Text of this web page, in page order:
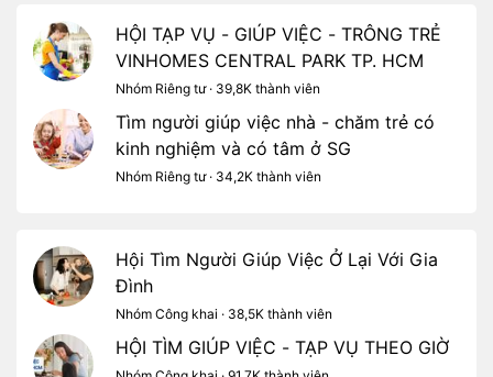
HỘI TẠP VỤ - GIÚP VIỆC - TRÔNG TRẺ
VINHOMES CENTRAL PARK TP. HCM
Nhóm Riêng tư · 39,8K thành viên
Tìm người giúp việc nhà - chăm trẻ có
kinh nghiệm và có tâm ở SG
Nhóm Riêng tư · 34,2K thành viên
Hội Tìm Người Giúp Việc Ở Lại Với Gia
Đình
Nhóm Công khai · 38,5K thành viên
HỘI TÌM GIÚP VIỆC - TẠP VỤ THEO GIỜ